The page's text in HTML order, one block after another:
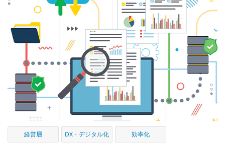
経営層 DX・デジタル化 効率化